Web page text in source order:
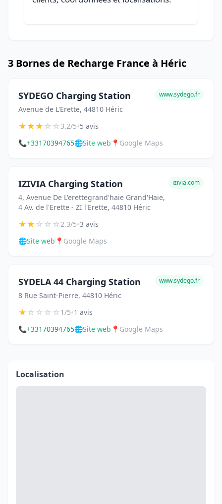
3 Bornes de Recharge France à Héric
SYDEGO Charging Station
Avenue de L'Erette, 44810 Héric
www.sydego.fr
★★★☆☆3.2/5•5 avis
📞+33170394765🌐Site web 📍 Google Maps
IZIVIA Charging Station
4, Avenue De L'erettegrand'haie Grand'Haie,
4 Av. de l'Erette - ZI l'Erette, 44810 Héric
izivia.com
★★☆☆☆2.3/5•3 avis
🌐Site web 📍 Google Maps
SYDELA 44 Charging Station
8 Rue Saint-Pierre, 44810 Héric
www.sydego.fr
★☆☆☆☆1/5•1 avis
📞+33170394765🌐Site web 📍 Google Maps
Localisation